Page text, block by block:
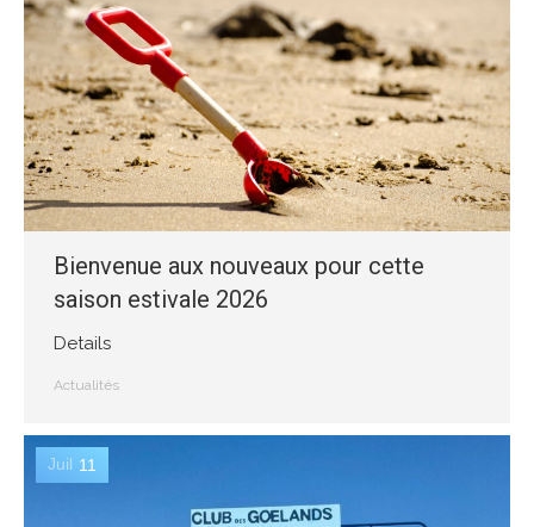
Bienvenue aux nouveaux pour cette
saison estivale 2026
Details
Actualités
Juil 11